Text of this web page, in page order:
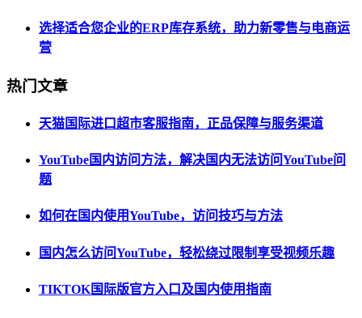
选择适合您企业的ERP库存系统，助力新零售与电商运
营
热门文章
天猫国际进口超市客服指南，正品保障与服务渠道
YouTube国内访问方法，解决国内无法访问YouTube问
题
如何在国内使用YouTube，访问技巧与方法
国内怎么访问YouTube，轻松绕过限制享受视频乐趣
TIKTOK国际版官方入口及国内使用指南